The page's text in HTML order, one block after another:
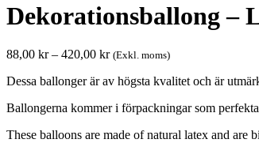
Dekorationsballong –
88,00 kr – 420,00 krPrisintervall:
till
(Exkl. moms)
Dessa ballonger är av högsta kvalitet och är
Ballongerna kommer i förpackningar som
These balloons are made of natural latex and are